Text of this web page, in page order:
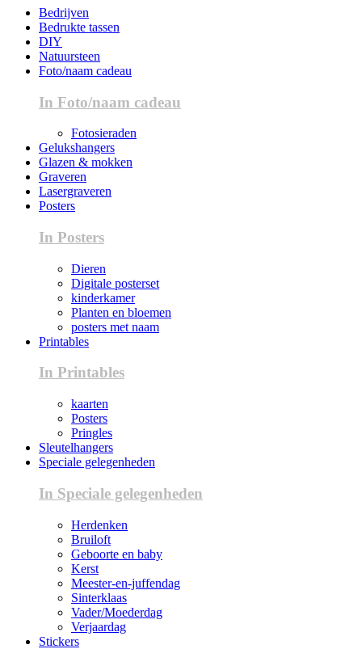
Bedrijven
Bedrukte tassen
DIY
Natuursteen
Foto/naam cadeau
In Foto/naam cadeau
Fotosieraden
Gelukshangers
Glazen & mokken
Graveren
Lasergraveren
Posters
In Posters
Dieren
Digitale posterset
kinderkamer
Planten en bloemen
posters met naam
Printables
In Printables
kaarten
Posters
Pringles
Sleutelhangers
Speciale gelegenheden
In Speciale gelegenheden
Herdenken
Bruiloft
Geboorte en baby
Kerst
Meester-en-juffendag
Sinterklaas
Vader/Moederdag
Verjaardag
Stickers